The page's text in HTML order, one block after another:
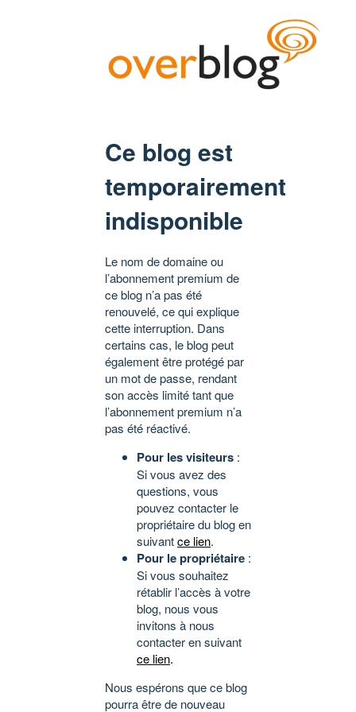
Ce blog est
temporairement
indisponible
Le nom de domaine ou
l’abonnement premium de
ce blog n’a pas été
renouvelé, ce qui explique
cette interruption. Dans
certains cas, le blog peut
également être protégé par
un mot de passe, rendant
son accès limité tant que
l’abonnement premium n’a
pas été réactivé.
Pour les visiteurs :
Si vous avez des
questions, vous
pouvez contacter le
propriétaire du blog en
suivantce lien.
Pour le propriétaire :
Si vous souhaitez
rétablir l’accès à votre
blog, nous vous
invitons à nous
contacter en suivant
ce lien.
Nous espérons que ce blog
pourra être de nouveau